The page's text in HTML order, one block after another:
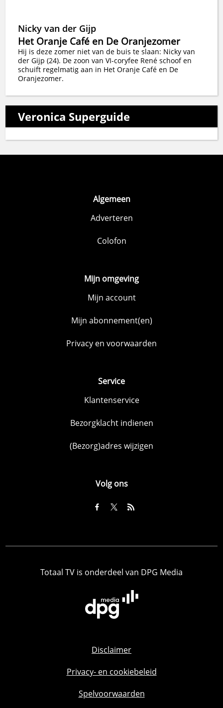
Nicky van der Gijp
Het Oranje Café en De Oranjezomer
Hij is deze zomer niet van de buis te slaan: Nicky van
der Gijp (24). De zoon van VI-coryfee René schoof en
schuift regelmatig aan in Het Oranje Café en De
Oranjezomer.
Veronica Superguide
Algemeen
Adverteren
Colofon
Mijn omgeving
Mijn account
Mijn abonnement(en)
Privacy en voorwaarden
Service
Klantenservice
Bezorgklacht indienen
(Bezorg)adres wijzigen
Volg ons
Totaal TV is onderdeel van DPG Media
Disclaimer
Privacy- en cookiebeleid
Spelvoorwaarden